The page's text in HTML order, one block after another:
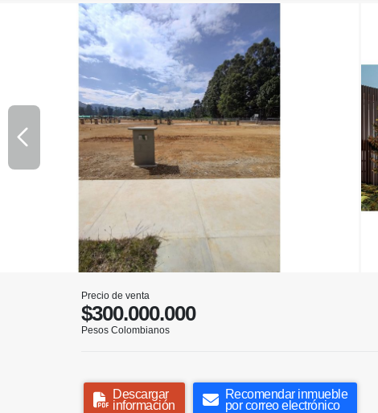
Precio de venta
$300.000.000
Pesos Colombianos
Descargar
información
Recomendar inmueble
por correo electrónico